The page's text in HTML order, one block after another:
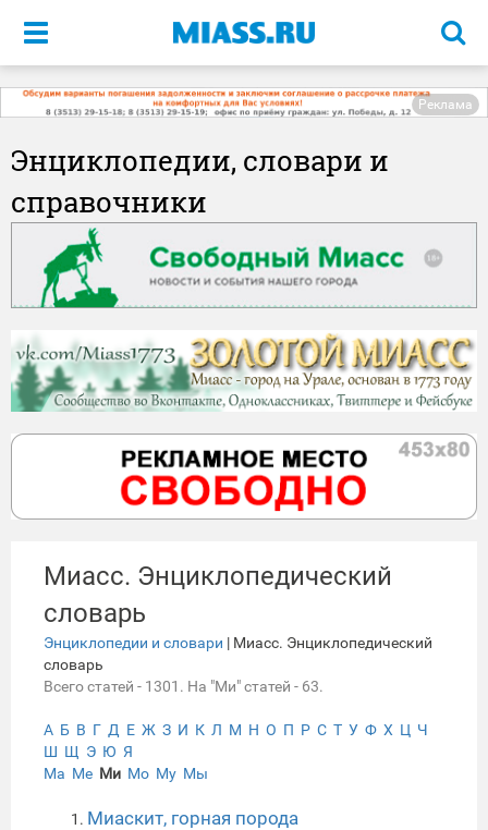
Меню
Реклама
Энциклопедии, словари и
справочники
Миасс. Энциклопедический
словарь
Энциклопедии и словари | Миасс. Энциклопедический
словарь
Всего статей - 1301. На "Ми" статей - 63.
А Б В Г Д Е Ж З И К Л М Н О П Р С Т У Ф Х Ц Ч
Ш Щ Э Ю Я
Ма Ме Ми Мо Му Мы
Миаскит, горная порода